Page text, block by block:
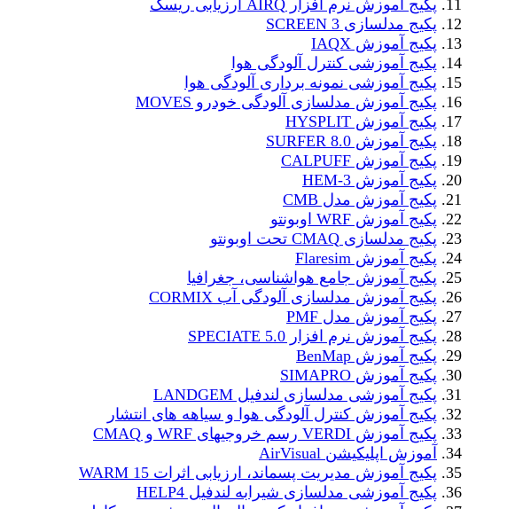
پکیج آموزش نرم افزار AIRQ ارزیابی ریسک
پکیج مدلسازی SCREEN 3
پکیج آموزش IAQX
پکیج آموزشی کنترل آلودگی هوا
پکیج آموزشی نمونه برداری آلودگی هوا
پکیج آموزش مدلسازی آلودگی خودرو MOVES
پکیج آموزش HYSPLIT
پکیج آموزش SURFER 8.0
پکیج آموزش CALPUFF
پکیج آموزش HEM-3
پکیج آموزش مدل CMB
پکیج آموزش WRF اوبونتو
پکیج مدلسازی CMAQ تحت اوبونتو
پکیج آموزش Flaresim
پکیج آموزش جامع هواشناسی، جغرافیا
پکیج آموزش مدلسازی آلودگی آب CORMIX
پکیج آموزش مدل PMF
پکیج آموزش نرم افزار SPECIATE 5.0
پکیج آموزش BenMap
پکیج آموزش SIMAPRO
پکیج آموزشی مدلسازی لندفیل LANDGEM
پکیج آموزش کنترل آلودگی هوا و سیاهه های انتشار
پکیج آموزش VERDI رسم خروجیهای WRF و CMAQ
آموزش اپلیکیشن AirVisual
پکیج آموزش مدیریت پسماند، ارزیابی اثرات WARM 15
پکیج آموزشی مدلسازی شیرابه لندفیل HELP4